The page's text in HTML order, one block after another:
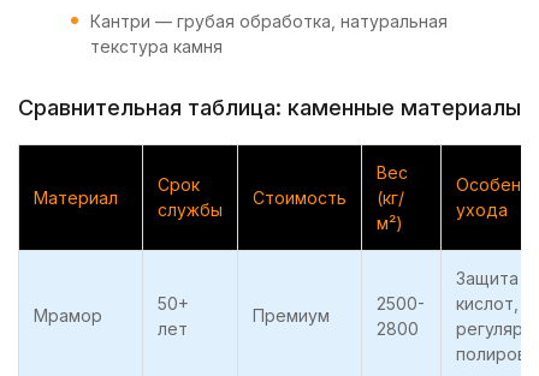
Кантри — грубая обработка, натуральная
текстура камня
Сравнительная таблица: каменные материалы
Материал
Срок
службы
Стоимость
Вес
(кг/
м²)
ухода
Мрамор
50+
лет
Премиум
2500-
2800
Защита
кислот,